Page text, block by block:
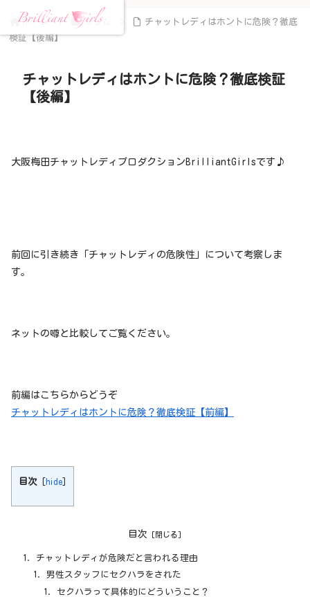
ホーム コラム
チャットレディはホントに危険？徹底
検証【後編】
チャットレディはホントに危険？徹底検証
【後編】
大阪梅田チャットレディプロダクションBrilliantGirlsです♪
前回に引き続き「チャットレディの危険性」について考察しま
す。
ネットの噂と比較してご覧ください。
前編はこちらからどうぞ
チャットレディはホントに危険？徹底検証【前編】
目次 [hide]
目次
チャットレディが危険だと言われる理由
男性スタッフにセクハラをされた
セクハラって具体的にどういうこと？